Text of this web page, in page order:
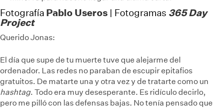
Fotografía Pablo Useros | Fotogramas 365 Day
Project
Querido Jonas:
El día que supe de tu muerte tuve que alejarme del
ordenador. Las redes no paraban de escupir epitafios
gratuitos. De matarte una y otra vez y de tratarte como un
hashtag. Todo era muy desesperante. Es ridículo decirlo,
pero me pilló con las defensas bajas. No tenía pensado que